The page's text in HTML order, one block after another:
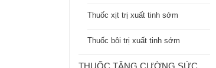
Thuốc xịt trị xuất tinh sớm
Thuốc bôi trị xuất tinh sớm
THUỐC TĂNG CƯỜNG SỨC